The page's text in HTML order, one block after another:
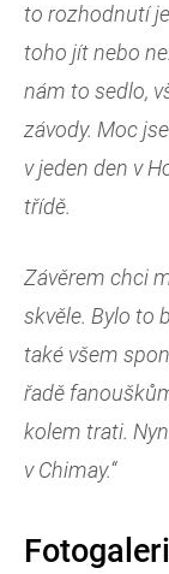
to rozhodnutí
toho jít nebo
nám to sedlo,
závody. Moc
v jeden den v
třídě.
Závěrem chci
skvěle. Bylo to
také všem
řadě
kolem trati.
v Chimay.“